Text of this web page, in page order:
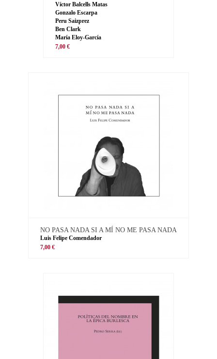
Víctor Balcells Matas
Gonzalo Escarpa
Peru Saizprez
Ben Clark
María Eloy-García
7,00 €
NO PASA NADA SI A MÍ NO ME PASA NADA
Luis Felipe Comendador
7,00 €